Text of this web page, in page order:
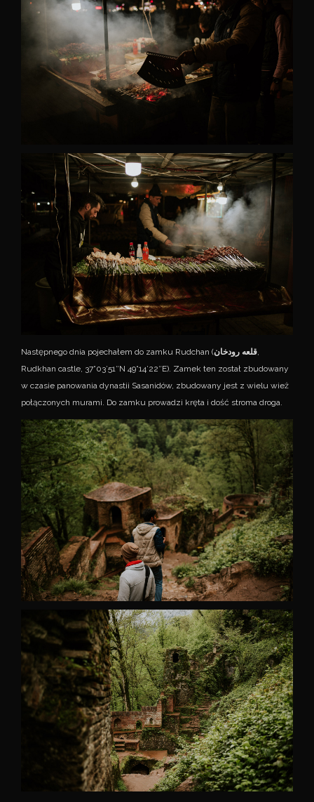
Następnego dnia pojechałem do zamku Rudchan (قلعه رودخان,
Rudkhan castle, 37°03’51″N 49°14’22″E). Zamek ten został zbudowany
w czasie panowania dynastii Sasanidów, zbudowany jest z wielu wież
połączonych murami. Do zamku prowadzi kręta i dość stroma droga.